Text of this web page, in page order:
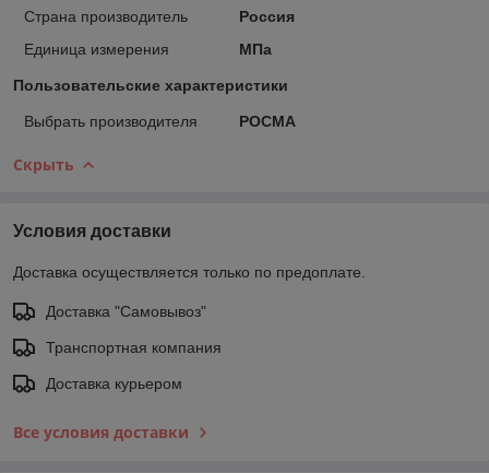
Страна производитель
Россия
Единица измерения
МПа
Пользовательские характеристики
Выбрать производителя РОСМА
Скрыть
Условия доставки
Доставка осуществляется только по предоплате.
Доставка "Самовывоз"
Транспортная компания
Доставка курьером
Все условия доставки